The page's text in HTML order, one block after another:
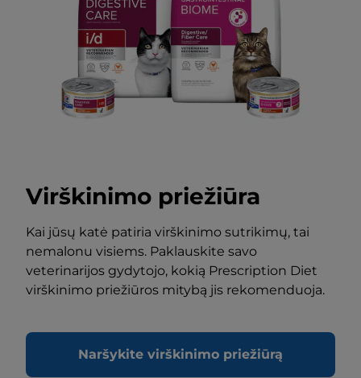
Virškinimo priežiūra
Kai jūsų katė patiria virškinimo sutrikimų, tai
nemalonu visiems. Paklauskite savo
veterinarijos gydytojo, kokią Prescription Diet
virškinimo priežiūros mitybą jis rekomenduoja.
Naršykite virškinimo priežiūrą